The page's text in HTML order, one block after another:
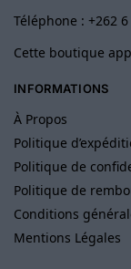
Téléphone : +262
Cette boutique
INFORMATIONS
À Propos
Politique
Politique de
Politique de
Conditions
Mentions Légales